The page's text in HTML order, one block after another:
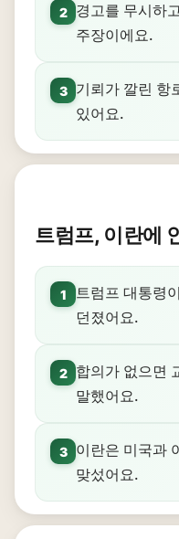
2
경고를 무시하
주장이에요.
3
기뢰가 깔린 항
있어요.
트럼프, 이란에
1
트럼프 대통령
던졌어요.
2
합의가 없으면
말했어요.
3
이란은 미국과
맞섰어요.